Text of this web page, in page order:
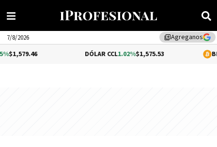
library_addAgreganos
7/8/2026
1.02%$1,575.53 -0.2%